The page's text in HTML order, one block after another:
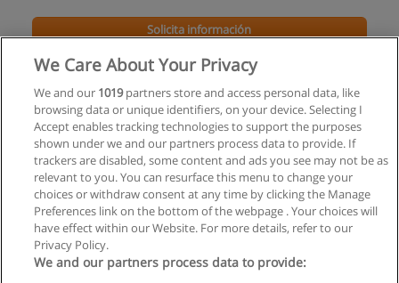
Solicita información
Profesorado de Inglés para el 3° Ciclo de la EBG
y Educación Polimodal
Instituto Intercultural Lenguas Extranjeras - Español
Solicita información
We Care About Your Privacy
We and our 1019partners store and access personal data, like
browsing data or unique identifiers, on your device. Selecting I
Accept enables tracking technologies to support the purposes
shown under we and our partners process data to provide. If
trackers are disabled, some content and ads you see may not be as
relevant to you. You can resurface this menu to change your
choices or withdraw consent at any time by clicking the Manage
Preferences link on the bottom of the webpage . Your choices will
have effect within our Website. For more details, refer to our
Privacy Policy.
We and our partners process data to provide: